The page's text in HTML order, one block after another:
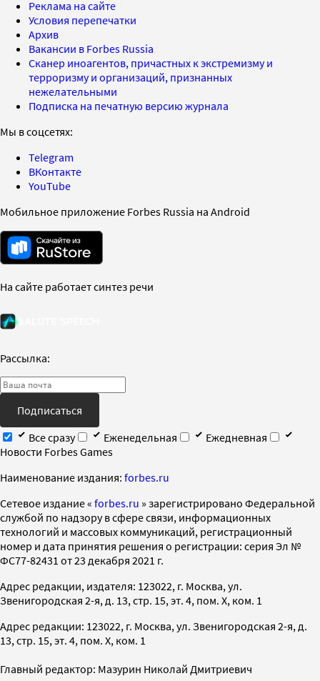
Реклама на сайте
Условия перепечатки
Архив
Вакансии в Forbes Russia
Сканер иноагентов, причастных к экстремизму и
терроризму и организаций, признанных
нежелательными
Подписка на печатную версию журнала
Мы в соцсетях:
Telegram
ВКонтакте
YouTube
Мобильное приложение Forbes Russia на Android
На сайте работает синтез речи
Рассылка:
Подписаться
Все сразу
Еженедельная
Ежедневная
Новости Forbes Games
Наименование издания: forbes.ru
Cетевое издание « forbes.ru » зарегистрировано Федеральной
службой по надзору в сфере связи, информационных
технологий и массовых коммуникаций, регистрационный
номер и дата принятия решения о регистрации: серия Эл №
ФС77-82431 от 23 декабря 2021 г.
Адрес редакции, издателя: 123022, г. Москва, ул.
Звенигородская 2-я, д. 13, стр. 15, эт. 4, пом. X, ком. 1
Адрес редакции: 123022, г. Москва, ул. Звенигородская 2-я, д.
13, стр. 15, эт. 4, пом. X, ком. 1
Главный редактор: Мазурин Николай Дмитриевич